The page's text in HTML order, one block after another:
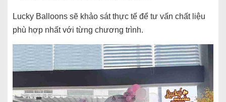
Lucky Balloons sẽ khảo sát thực tế để tư vấn chất liệu
phù hợp nhất với từng chương trình.